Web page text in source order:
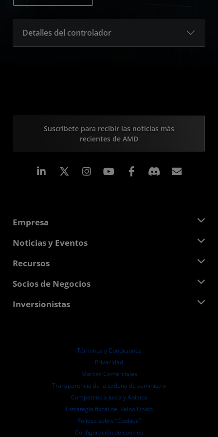
Detalles del controlador
Suscríbete para recibir las noticias más
recientes de AMD
LinkedIn Instagram Facebook
Empresa
Acerca de AMD
Responsabilidad corporativa
Contáctanos
Noticias y Eventos
Sala de prensa
Biblioteca multimedia
Recursos
Centro para desarrolladores
Casos de Estudio
Socios de Negocios
Centro para socios de AMD
Inversionistas
Pautas de dirección empresarial
Presentaciones ante la SEC
Términos y Condiciones
Privacidad
Marcas Comerciales
Transparencia de la cadena de suministro
Competencia Justa y Abierta
Estrategia fiscal del Reino Unido
Política sobre “Cookies”
Configuración de cookies